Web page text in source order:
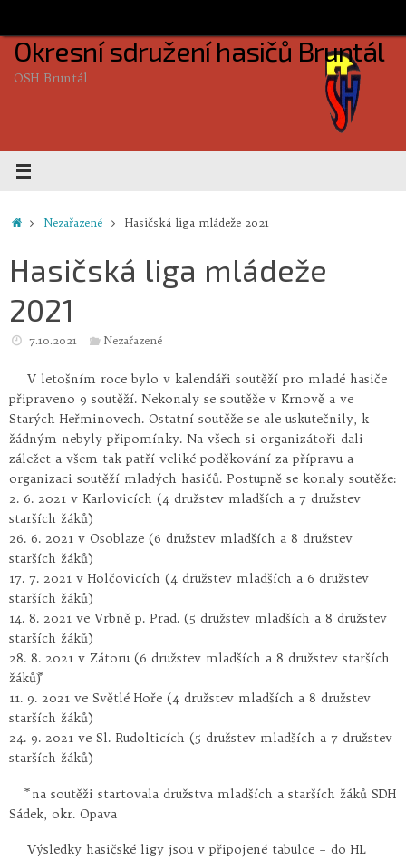
content
Okresní sdružení hasičů Bruntál
OSH Bruntál
HomeNezařazené Hasičská liga mládeže 2021
Hasičská liga mládeže
2021
7.10.2021 Nezařazené
V letošním roce bylo v kalendáři soutěží pro mladé hasiče
připraveno 9 soutěží. Nekonaly se soutěže v Krnově a ve
Starých Heřminovech. Ostatní soutěže se ale uskutečnily, k
žádným nebyly připomínky. Na všech si organizátoři dali
záležet a všem tak patří veliké poděkování za přípravu a
organizaci soutěží mladých hasičů. Postupně se konaly soutěže:
2. 6. 2021 v Karlovicích (4 družstev mladších a 7 družstev
starších žáků)
26. 6. 2021 v Osoblaze (6 družstev mladších a 8 družstev
starších žáků)
17. 7. 2021 v Holčovicích (4 družstev mladších a 6 družstev
starších žáků)
14. 8. 2021 ve Vrbně p. Prad. (5 družstev mladších a 8 družstev
starších žáků)
28. 8. 2021 v Zátoru (6 družstev mladších a 8 družstev starších
žáků)⃰
11. 9. 2021 ve Světlé Hoře (4 družstev mladších a 8 družstev
starších žáků)
24. 9. 2021 ve Sl. Rudolticích (5 družstev mladších a 7 družstev
starších žáků)
⃰ na soutěži startovala družstva mladších a starších žáků SDH
Sádek, okr. Opava
Výsledky hasičské ligy jsou v připojené tabulce – do HL